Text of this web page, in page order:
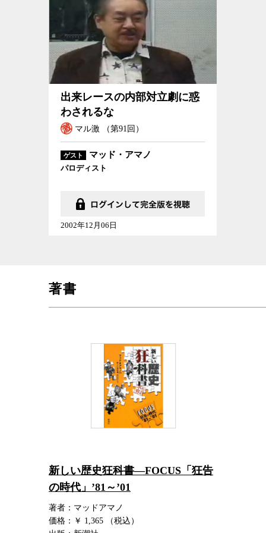
出来レースの内部対立劇に惑
わされるな
マル激 （第91回）
ゲスト マッド・アマノ
パロディスト
2002年12月06日
著書
新しい歴史狂科書―FOCUS「狂告
の時代」’81～’01
著者：マッドアマノ
価格：￥ 1,365 （税込）